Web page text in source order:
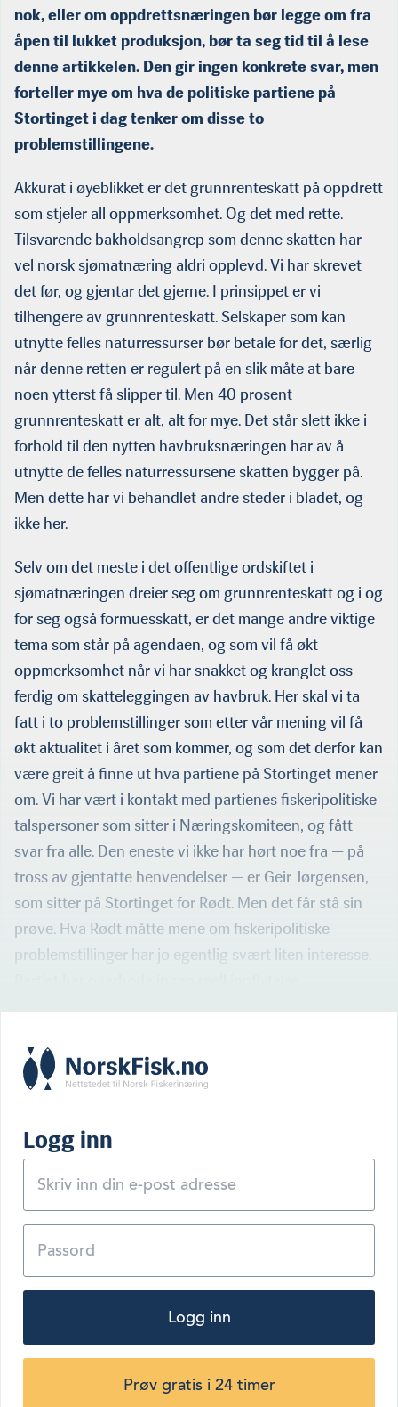
nok, eller om oppdrettsnæringen bør legge om fra
åpen til lukket produksjon, bør ta seg tid til å lese
denne artikkelen. Den gir ingen konkrete svar, men
forteller mye om hva de politiske partiene på
Stortinget i dag tenker om disse to
problemstillingene.
Akkurat i øyeblikket er det grunnrenteskatt på oppdrett
som stjeler all oppmerksomhet. Og det med rette.
Tilsvarende bakholdsangrep som denne skatten har
vel norsk sjømatnæring aldri opplevd. Vi har skrevet
det før, og gjentar det gjerne. I prinsippet er vi
tilhengere av grunnrenteskatt. Selskaper som kan
utnytte felles naturressurser bør betale for det, særlig
når denne retten er regulert på en slik måte at bare
noen ytterst få slipper til. Men 40 prosent
grunnrenteskatt er alt, alt for mye. Det står slett ikke i
forhold til den nytten havbruksnæringen har av å
utnytte de felles naturressursene skatten bygger på.
Men dette har vi behandlet andre steder i bladet, og
ikke her.
Selv om det meste i det offentlige ordskiftet i
sjømatnæringen dreier seg om grunnrenteskatt og i og
for seg også formuesskatt, er det mange andre viktige
tema som står på agendaen, og som vil få økt
oppmerksomhet når vi har snakket og kranglet oss
ferdig om skatteleggingen av havbruk. Her skal vi ta
fatt i to problemstillinger som etter vår mening vil få
økt aktualitet i året som kommer, og som det derfor kan
være greit å finne ut hva partiene på Stortinget mener
om. Vi har vært i kontakt med partienes fiskeripolitiske
talspersoner som sitter i Næringskomiteen, og fått
svar fra alle. Den eneste vi ikke har hørt noe fra — på
tross av gjentatte henvendelser — er Geir Jørgensen,
som sitter på Stortinget for Rødt. Men det får stå sin
prøve. Hva Rødt måtte mene om fiskeripolitiske
problemstillinger har jo egentlig svært liten interesse.
Logg inn
Logg inn
Prøv gratis i 24 timer